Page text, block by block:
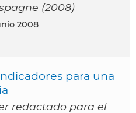
(2008)
2008
para una
redactado para el